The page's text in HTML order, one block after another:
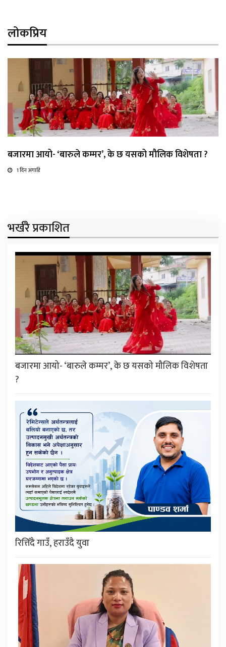
लोकप्रिय
बजारमा आयो- ‘बारुले कम्मर’, के छ यसको मौलिक विशेषता ?
1 दिन अगाडि
भर्खरै प्रकाशित
बजारमा आयो- ‘बारुले कम्मर’, के छ यसको मौलिक विशेषता
?
रित्तिँदै गाउँ, हराउँदै युवा